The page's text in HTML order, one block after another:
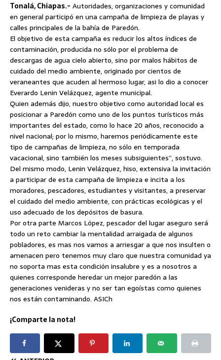
Tonalá, Chiapas.- Autoridades, organizaciones y comunidad
en general participó en una campaña de limpieza de playas y
calles principales de la bahía de Paredón.
El objetivo de esta campaña es reducir los altos índices de
contaminación, producida no sólo por el problema de
descargas de agua cielo abierto, sino por malos hábitos de
cuidado del medio ambiente,originado por cientos de
veraneantes que acuden al hermoso lugar, asi lo dio a conocer
Everardo Lenin Velázquez, agente municipal.
Quien además dijo, nuestro objetivo como autoridad local es
posicionar a Paredón como uno de los puntos turísticos más
importantes del estado, como lo hace 20 años, reconocido a
nivel nacional; por lo mismo, haremos periódicamente este
tipo de campañas de limpieza, no sólo en temporada
vacacional, sino también los meses subsiguientes”, sostuvo.
Del mismo modo, Lenin Velázquez, hiso, extensiva la invitación
a participar de esta campaña de limpieza e incita a los
moradores, pescadores, estudiantes y visitantes, a preservar
el cuidado del medio ambiente, con prácticas ecológicas y el
uso adecuado de los depósitos de basura.
Por otra parte Marcos López, pescador del lugar aseguro será
todo un reto cambiar la mentalidad arraigada de algunos
pobladores, es mas nos vamos a arriesgar a que nos insulten o
amenacen pero tenemos muy claro que nuestra comunidad ya
no soporta mas esta condición insalubre y es a nosotros a
quienes corresponde heredar un mejor paredón a las
generaciones venideras y no ser tan egoístas como quienes
nos están contaminando. ASICh
¡Comparte la nota!